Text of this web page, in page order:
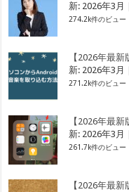
新: 2026年3月
274.2k件のビュー
【2026年最
新: 2026年3月
271.2k件のビュー
【2026年最
新: 2026年3月
261.7k件のビュー
【2026年最